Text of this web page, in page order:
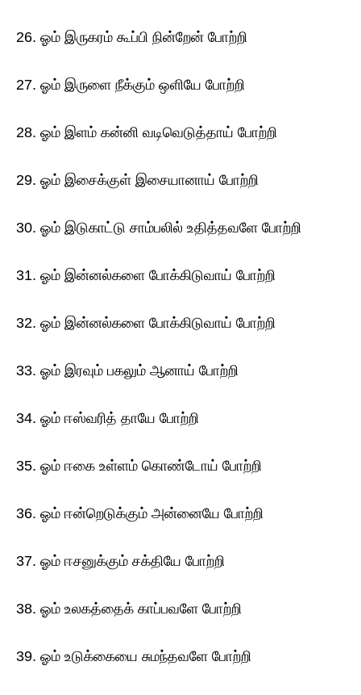
26. ஓம் இருகரம் கூப்பி நின்றேன் போற்றி
27. ஓம் இருளை நீக்கும் ஒளியே போற்றி
28. ஓம் இளம் கன்னி வடிவெடுத்தாய் போற்றி
29. ஓம் இசைக்குள் இசையானாய் போற்றி
30. ஓம் இடுகாட்டு சாம்பலில் உதித்தவளே போற்றி
31. ஓம் இன்னல்களை போக்கிடுவாய் போற்றி
32. ஓம் இன்னல்களை போக்கிடுவாய் போற்றி
33. ஓம் இரவும் பகலும் ஆனாய் போற்றி
34. ஓம் ஈஸ்வரித் தாயே போற்றி
35. ஓம் ஈகை உள்ளம் கொண்டோய் போற்றி
36. ஓம் ஈன்றெடுக்கும் அன்னையே போற்றி
37. ஓம் ஈசனுக்கும் சக்தியே போற்றி
38. ஓம் உலகத்தைக் காப்பவளே போற்றி
39. ஓம் உடுக்கையை சுமந்தவளே போற்றி